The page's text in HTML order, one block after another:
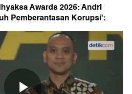
Awards 2025: Andri
Pemberantasan Korupsi':